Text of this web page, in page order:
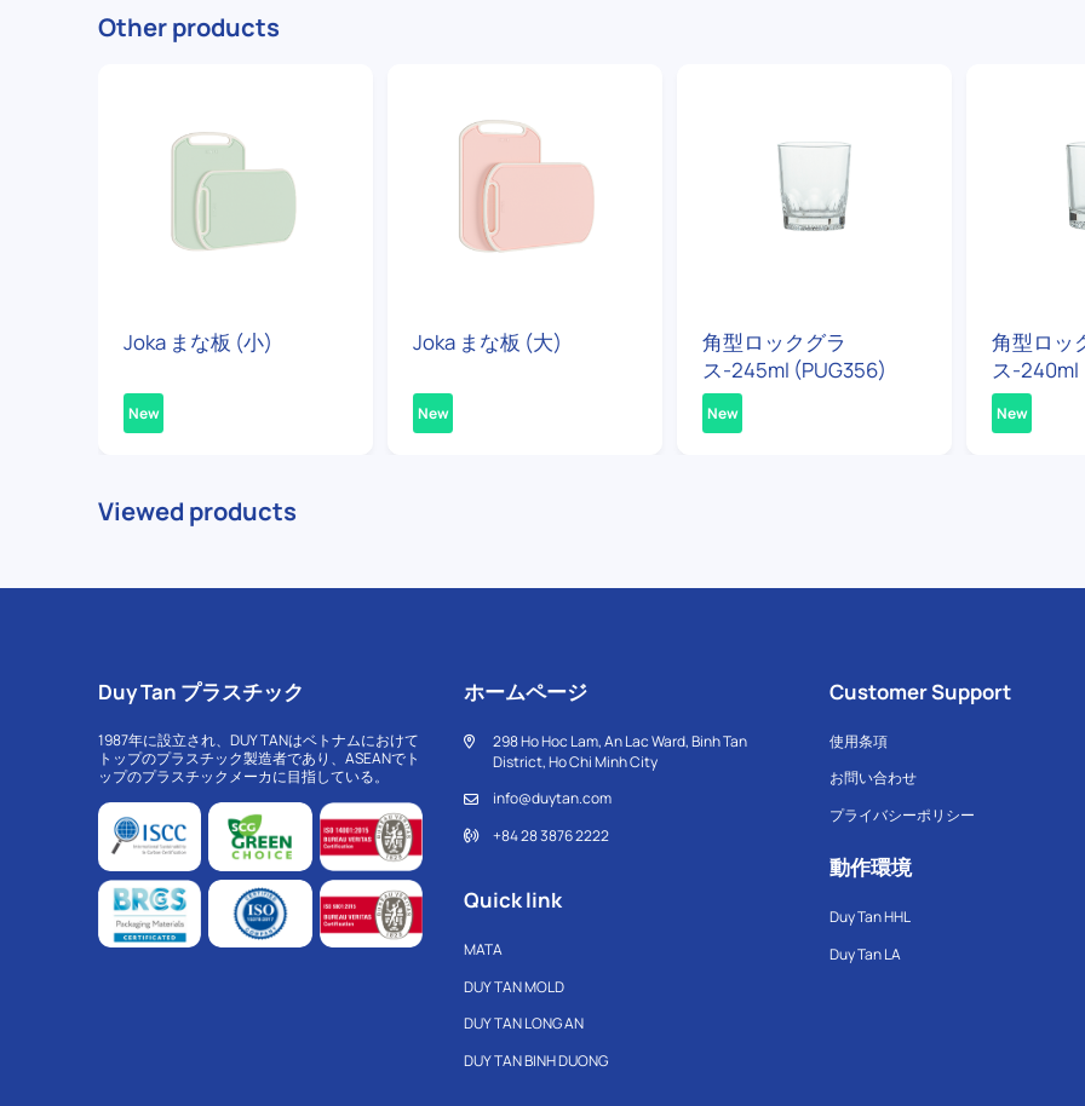
Other products
Joka まな板 (小)
New
Joka まな板 (大)
New
角型ロックグラ
ス-245ml (PUG356)
New
角型ロッ
ス-240ml
New
Viewed products
Duy Tan プラスチック
1987年に設立され、DUY TANはベトナムにおけて
トップのプラスチック製造者であり、ASEANでト
ップのプラスチックメーカに目指している。
ホームページ
298 Ho Hoc Lam, An Lac Ward, Binh Tan
District, Ho Chi Minh City
info@duytan.com
+84 28 3876 2222
Quick link
MATA
DUY TAN MOLD
DUY TAN LONG AN
DUY TAN BINH DUONG
Customer Support
使用条項
お問い合わせ
プライバシーポリシー
動作環境
Duy Tan HHL
Duy Tan LA